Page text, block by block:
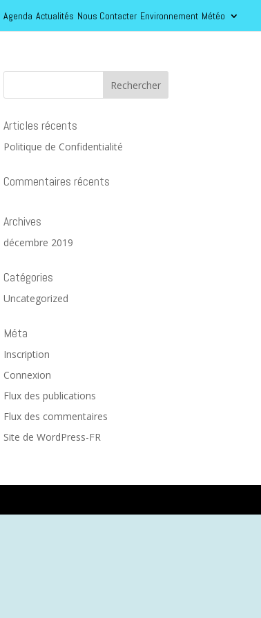
Agenda Actualités Nous Contacter Environnement Météo
Articles récents
Politique de Confidentialité
Commentaires récents
Archives
décembre 2019
Catégories
Uncategorized
Méta
Inscription
Connexion
Flux des publications
Flux des commentaires
Site de WordPress-FR